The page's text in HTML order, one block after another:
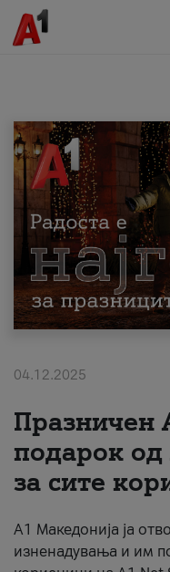
МК EN SQ
Приватни
Поддршка
Надополни кредит
За нас
#ПодобарОнлајн
04.12.2025
Празничен
подарок
за сите
А1 Македонија ја
изненадувања и им